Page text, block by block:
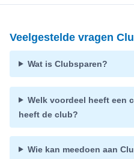
Veelgestelde vragen
Wat is Clubsparen?
Welk voordeel heeft een
heeft de club?
Wie kan meedoen aan